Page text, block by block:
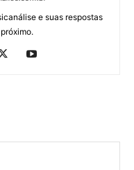
e suas respostas